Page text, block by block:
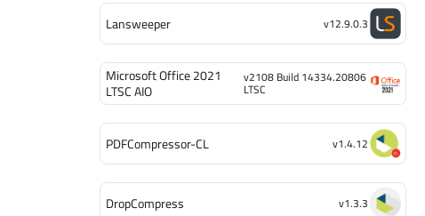
Lansweeper v12.9.0.3
Microsoft Office 2021
LTSC AIO
v2108 Build 14334.20806
LTSC
PDFCompressor-CL v1.4.12
DropCompress v1.3.3